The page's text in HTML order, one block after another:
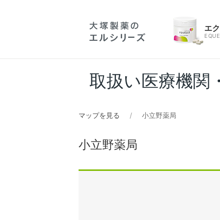
エ
取扱い医療機関
マップを見る 小立野薬局
小立野薬局